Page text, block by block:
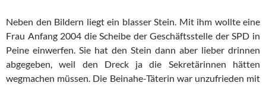
Neben den Bildern liegt ein blasser Stein. Mit ihm wollte eine
Frau Anfang 2004 die Scheibe der Geschäftsstelle der SPD in
Peine einwerfen. Sie hat den Stein dann aber lieber drinnen
abgegeben, weil den Dreck ja die Sekretärinnen hätten
wegmachen müssen. Die Beinahe-Täterin war unzufrieden mit